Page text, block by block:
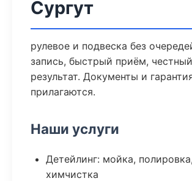
Сургут
рулевое и подвеска без
запись, быстрый приём, честный
результат. Документы и
прилагаются.
Наши услуги
Детейлинг: мойка, полировка,
химчистка